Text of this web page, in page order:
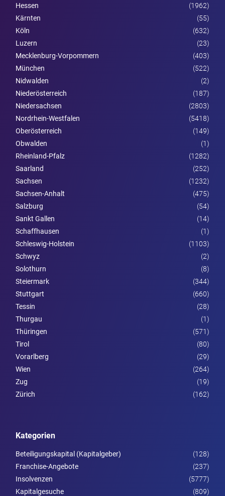
Hessen
(1962)
Kärnten
(55)
Köln
(632)
Luzern
(23)
Mecklenburg-Vorpommern
(403)
München
(522)
Nidwalden
(2)
Nieder­österreich
(187)
Niedersachsen
(2803)
Nordrhein-Westfalen
(5418)
Ober­österreich
(149)
Obwalden
(1)
Rheinland-Pfalz
(1282)
Saarland
(252)
Sachsen
(1232)
Sachsen-Anhalt
(475)
Salzburg
(54)
Sankt Gallen
(14)
Schaffhausen
(1)
Schleswig-Holstein
(1103)
Schwyz
(2)
Solothurn
(8)
Steier­mark
(344)
Stuttgart
(660)
Tessin
(28)
Thurgau
(1)
Thüringen
(571)
Tirol
(80)
Vorarl­berg
(29)
Wien
(264)
Zug
(19)
Zürich
(162)
Kategorien
Beteiligungskapital (Kapitalgeber)
(128)
Franchise-Angebote
(237)
Insolvenzen
(5777)
Kapitalgesuche
(809)